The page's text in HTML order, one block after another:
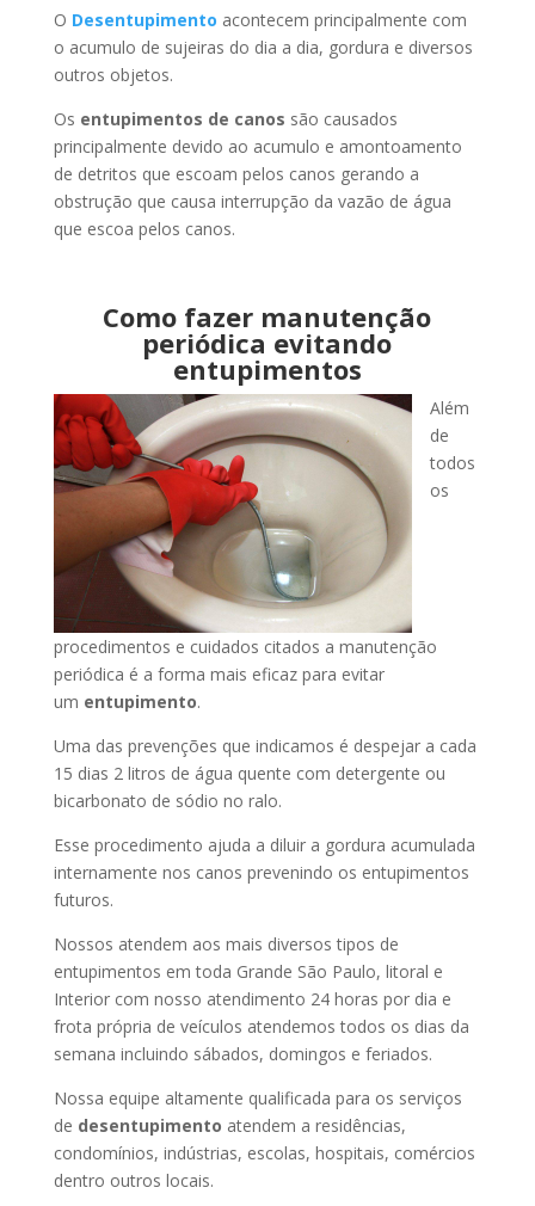
O Desentupimento acontecem principalmente com
o acumulo de sujeiras do dia a dia, gordura e diversos
outros objetos.
Os entupimentos de canos são causados
principalmente devido ao acumulo e amontoamento
de detritos que escoam pelos canos gerando a
obstrução que causa interrupção da vazão de água
que escoa pelos canos.
Como fazer manutenção
periódica evitando
entupimentos
Além
de
todos
os
procedimentos e cuidados citados a manutenção
periódica é a forma mais eficaz para evitar
um entupimento.
Uma das prevenções que indicamos é despejar a cada
15 dias 2 litros de água quente com detergente ou
bicarbonato de sódio no ralo.
Esse procedimento ajuda a diluir a gordura acumulada
internamente nos canos prevenindo os entupimentos
futuros.
Nossos atendem aos mais diversos tipos de
entupimentos em toda Grande São Paulo, litoral e
Interior com nosso atendimento 24 horas por dia e
frota própria de veículos atendemos todos os dias da
semana incluindo sábados, domingos e feriados.
Nossa equipe altamente qualificada para os serviços
de desentupimento atendem a residências,
condomínios, indústrias, escolas, hospitais, comércios
dentro outros locais.